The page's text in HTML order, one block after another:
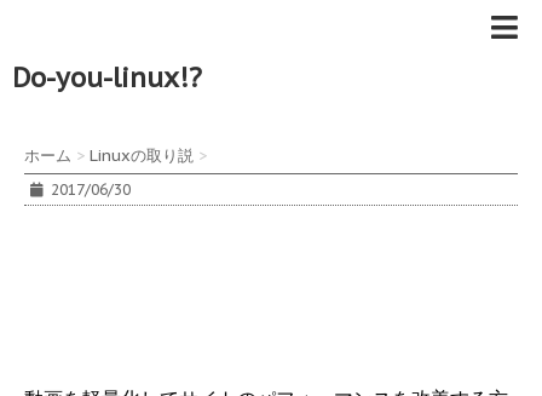
Do-you-linux!?
ホーム > Linuxの取り説 >
2017/06/30